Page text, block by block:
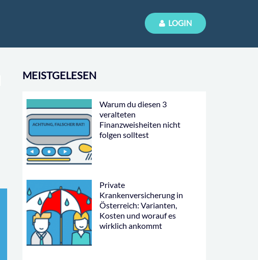
LOGIN
MEISTGELESEN
Warum du diesen 3
veralteten
Finanzweisheiten nicht
folgen solltest
Private
Krankenversicherung in
Österreich: Varianten,
Kosten und worauf es
wirklich ankommt